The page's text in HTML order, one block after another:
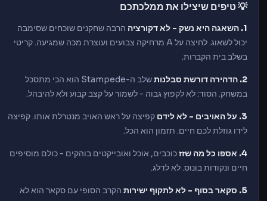
💡 טיפים שיצילו את ממלכתכם
1. השאגה היא נשק - לא דקורציה
הרבה שחקנים שוכחים שסימבה
יכול לשאוג. לחיצה על A מרחיקה צבועים ועוצרת מכה שמגיעה. קריטי
בשלב בית הקברות.
2. הדהירה דורשת סבלנות
שלב ה-Stampede הוא הכי מתסכל
במשחק. הסוד: לא לקפוץ גבוה - לשמור על קצב קבוע ולא להיבהל.
3. על האויבים - לא לידם
קפיצה על ראש האויב מנטרלת אותו. קפיצה
לידו גוזלת לכם חיים. תזמון הוא הכל.
4. אספו כל מה שזז
כוכבים, אוכל ואובייקטים בוהקים - כולם מוסיפים
חיים ונקודות בונוס. לא לדלג.
5. סקאר בסוף - לא לתקוף ישירות
הקרב הסופי עם סקאר הוא לא